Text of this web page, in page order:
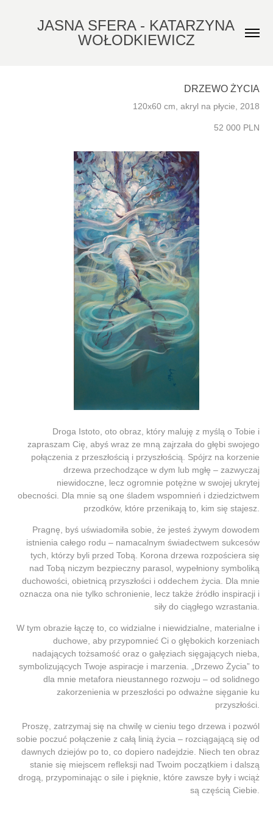
JASNA SFERA - KATARZYNA
WOŁODKIEWICZ
DRZEWO ŻYCIA
120x60 cm, akryl na płycie, 2018
52 000 PLN​​​​​​​
Droga Istoto, oto obraz, który maluję z myślą o Tobie i
zapraszam Cię, abyś wraz ze mną zajrzała do głębi swojego
połączenia z przeszłością i przyszłością. Spójrz na korzenie
drzewa przechodzące w dym lub mgłę – zazwyczaj
niewidoczne, lecz ogromnie potężne w swojej ukrytej
obecności. Dla mnie są one śladem wspomnień i dziedzictwem
przodków, które przenikają to, kim się stajesz.
Pragnę, byś uświadomiła sobie, że jesteś żywym dowodem
istnienia całego rodu – namacalnym świadectwem sukcesów
tych, którzy byli przed Tobą. Korona drzewa rozpościera się
nad Tobą niczym bezpieczny parasol, wypełniony symboliką
duchowości, obietnicą przyszłości i oddechem życia. Dla mnie
oznacza ona nie tylko schronienie, lecz także źródło inspiracji i
siły do ciągłego wzrastania.
W tym obrazie łączę to, co widzialne i niewidzialne, materialne i
duchowe, aby przypomnieć Ci o głębokich korzeniach
nadających tożsamość oraz o gałęziach sięgających nieba,
symbolizujących Twoje aspiracje i marzenia. „Drzewo Życia” to
dla mnie metafora nieustannego rozwoju – od solidnego
zakorzenienia w przeszłości po odważne sięganie ku
przyszłości.
Proszę, zatrzymaj się na chwilę w cieniu tego drzewa i pozwól
sobie poczuć połączenie z całą linią życia – rozciągającą się od
dawnych dziejów po to, co dopiero nadejdzie. Niech ten obraz
stanie się miejscem refleksji nad Twoim początkiem i dalszą
drogą, przypominając o sile i pięknie, które zawsze były i wciąż
są częścią Ciebie.